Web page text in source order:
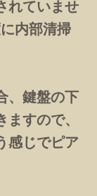
れていませ
内部清掃
、鍵盤の下
すので、
感じでピア